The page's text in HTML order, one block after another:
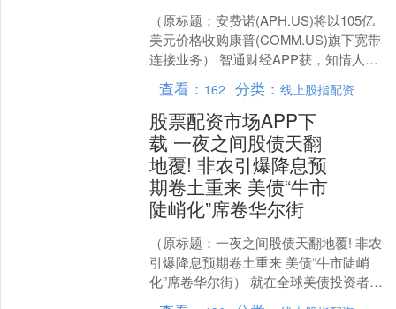
（原标题：安费诺(APH.US)将以105亿
美元价格收购康普(COMM.US)旗下宽带
连接业务） 智通财经APP获，知情人士
透露，安费诺(APH.US)即将以约....
查看： 162 分类：线上股指配资
股票配资市场APP下
载 一夜之间股债天翻
地覆! 非农引爆降息预
期卷土重来 美债“牛市
陡峭化”席卷华尔街
（原标题：一夜之间股债天翻地覆! 非农
引爆降息预期卷土重来 美债“牛市陡峭
化”席卷华尔街） 就在全球美债投资者们
对他们长期以来最偏爱的债市策略之一